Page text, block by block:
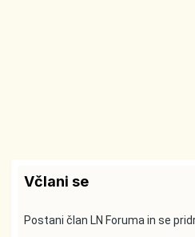
Včlani se
Postani član LN Foruma in se